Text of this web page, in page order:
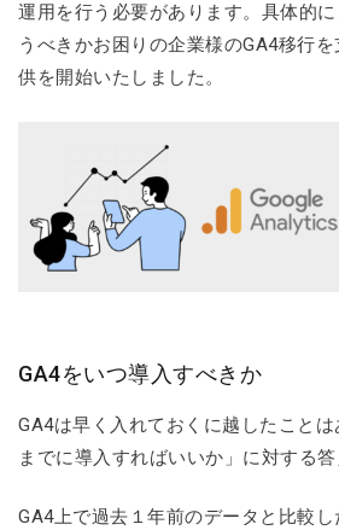
運用を行う必要があります。具体的
うべきかお困りの企業様のGA4移行
供を開始いたしました。
GA4をいつ導入すべきか
GA4は早く入れておくに越したこと
までに導入すればいいか」に対する答
GA4上で過去１年前のデータと比較し